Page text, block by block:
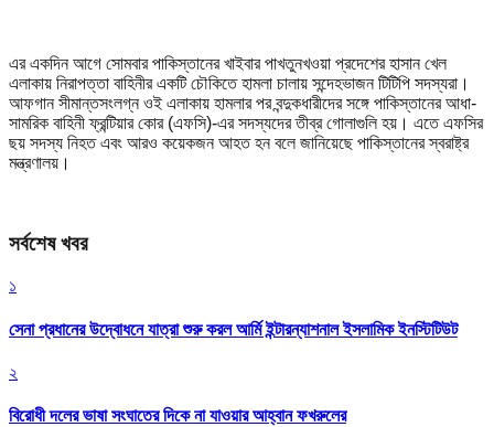
এর একদিন আগে সোমবার পাকিস্তানের খাইবার পাখতুনখওয়া প্রদেশের হাসান খেল
এলাকায় নিরাপত্তা বাহিনীর একটি চৌকিতে হামলা চালায় সন্দেহভাজন টিটিপি সদস্যরা।
আফগান সীমান্তসংলগ্ন ওই এলাকায় হামলার পর বন্দুকধারীদের সঙ্গে পাকিস্তানের আধা-
সামরিক বাহিনী ফ্রন্টিয়ার কোর (এফসি)-এর সদস্যদের তীব্র গোলাগুলি হয়। এতে এফসির
ছয় সদস্য নিহত এবং আরও কয়েকজন আহত হন বলে জানিয়েছে পাকিস্তানের স্বরাষ্ট্র
মন্ত্রণালয়।
সর্বশেষ খবর
১
সেনা প্রধানের উদ্বোধনে যাত্রা শুরু করল আর্মি ইন্টারন্যাশনাল ইসলামিক ইনস্টিটিউট
২
বিরোধী দলের ভাষা সংঘাতের দিকে না যাওয়ার আহ্বান ফখরুলের